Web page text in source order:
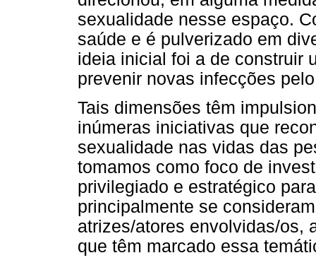
sexualidade nesse espaço.
saúde e é pulverizado em
ideia inicial foi a de construir
prevenir novas infecções
Tais dimensões têm
inúmeras iniciativas que
sexualidade nas vidas das
tomamos como foco de
privilegiado e estratégico
principalmente se
atrizes/atores envolvidas/os,
que têm marcado essa